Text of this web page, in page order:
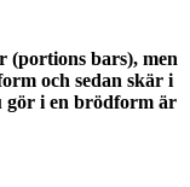
(portions bars), men
och sedan skär i
gör i en brödform är